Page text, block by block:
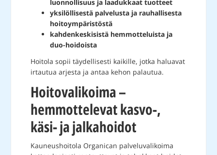
luonnollisuus ja laadukkaat tuotteet
yksilöllisestä palvelusta ja rauhallisesta
hoitoympäristöstä
kahdenkeskisistä hemmotteluista ja
duo-hoidoista
Hoitola sopii täydellisesti kaikille, jotka haluavat
irtautua arjesta ja antaa kehon palautua.
Hoitovalikoima –
hemmottelevat kasvo-,
käsi- ja jalkahoidot
Kauneushoitola Organican palveluvalikoima